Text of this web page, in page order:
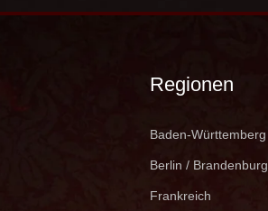
Regionen
Baden-Württemberg
Berlin / Brandenburg
Frankreich